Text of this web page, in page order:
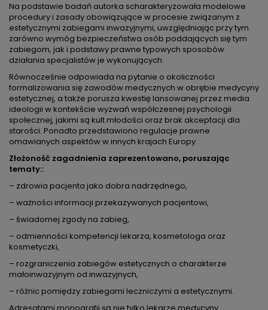
Na podstawie badań autorka scharakteryzowała modelowe
procedury i zasady obowiązujące w procesie związanym z
estetycznymi zabiegami inwazyjnymi, uwzględniając przy tym
zarówno wymóg bezpieczeństwa osób poddających się tym
zabiegom, jak i podstawy prawne typowych sposobów
działania specjalistów je wykonujących.
Równocześnie odpowiada na pytanie o okoliczności
formalizowania się zawodów medycznych w obrębie medycyny
estetycznej, a także porusza kwestię lansowanej przez media
ideologii w kontekście wyzwań współczesnej psychologii
społecznej, jakimi są kult młodości oraz brak akceptacji dla
starości. Ponadto przedstawiono regulacje prawne
omawianych aspektów w innych krajach Europy.
Złożoność zagadnienia zaprezentowano, poruszając
tematy::
– zdrowia pacjenta jako dobra nadrzędnego,
– ważności informacji przekazywanych pacjentowi,
– świadomej zgody na zabieg,
– odmienności kompetencji lekarza, kosmetologa oraz
kosmetyczki,
– rozgraniczenia zabiegów estetycznych o charakterze
małoinwazyjnym od inwazyjnych,
– różnic pomiędzy zabiegami leczniczymi a estetycznymi.